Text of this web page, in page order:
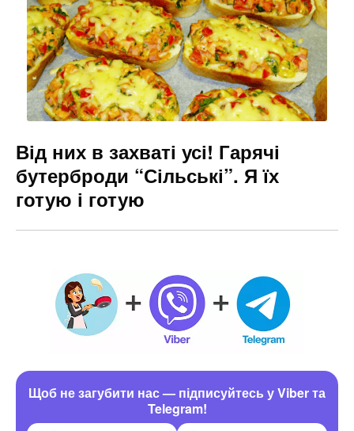
Від них в захваті усі! Гарячі
бутерброди “Сільські”. Я їх
готую і готую
Щоб не загубити нас — підписуйтесь у Viber та
Telegram!